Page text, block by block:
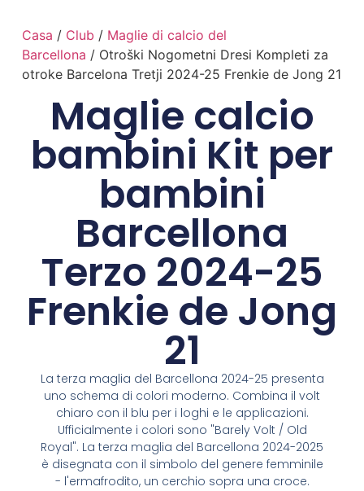
Casa / Club / Maglie di calcio del
Barcellona / Otroški Nogometni Dresi Kompleti za
otroke Barcelona Tretji 2024-25 Frenkie de Jong 21
Maglie calcio
bambini Kit per
bambini
Barcellona
Terzo 2024-25
Frenkie de Jong
21
La terza maglia del Barcellona 2024-25 presenta
uno schema di colori moderno. Combina il volt
chiaro con il blu per i loghi e le applicazioni.
Ufficialmente i colori sono "Barely Volt / Old
Royal". La terza maglia del Barcellona 2024-2025
è disegnata con il simbolo del genere femminile
- l'ermafrodito, un cerchio sopra una croce.